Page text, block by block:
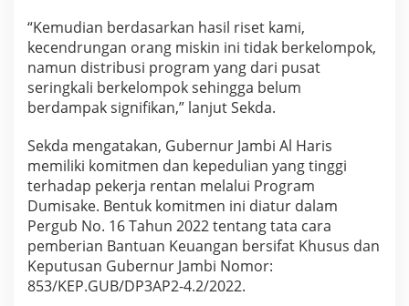
e
s
e
j
a
h
e
r
a
n
H
i
d
u
p
“Kemudian berdasarkan hasil riset kami,
kecendrungan orang miskin ini tidak berkelompok,
namun distribusi program yang dari pusat
seringkali berkelompok sehingga belum
berdampak signifikan,” lanjut Sekda.
Sekda mengatakan, Gubernur Jambi Al Haris
memiliki komitmen dan kepedulian yang tinggi
terhadap pekerja rentan melalui Program
Dumisake. Bentuk komitmen ini diatur dalam
Pergub No. 16 Tahun 2022 tentang tata cara
pemberian Bantuan Keuangan bersifat Khusus dan
Keputusan Gubernur Jambi Nomor:
853/KEP.GUB/DP3AP2-4.2/2022.